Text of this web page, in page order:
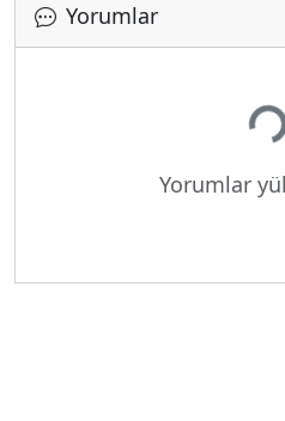
Yorumlar
Yorumlar